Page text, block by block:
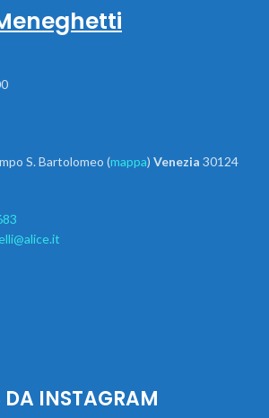
S. Bartolomeo (mappa) Venezia 30124
DA INSTAGRAM